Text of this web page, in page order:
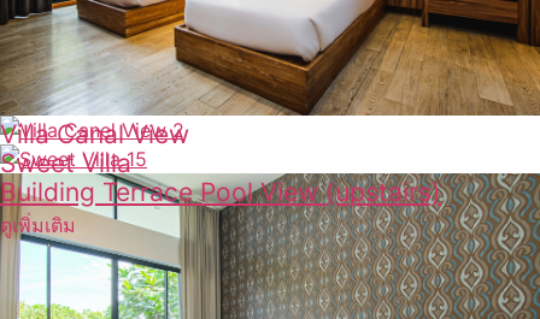
Villa Canal View
ดูเพิ่มเติม
Sweet Villa
ดูเพิ่มเติม
Building Terrace Pool View (upstairs)
ดูเพิ่มเติม